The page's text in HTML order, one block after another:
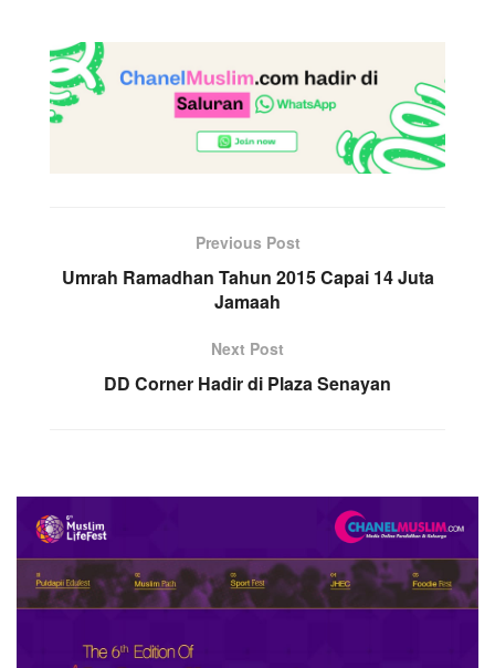
Previous Post
Umrah Ramadhan Tahun 2015 Capai 14 Juta
Jamaah
Next Post
DD Corner Hadir di Plaza Senayan